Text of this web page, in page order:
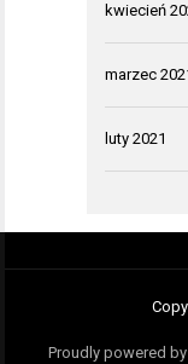
kwiecień
marzec
luty 2021
Proudly powered